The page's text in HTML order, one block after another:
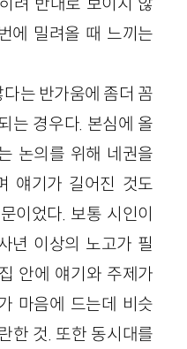
에 밀려올 때 느끼는
는 반가움에 좀더 꼼
는 경우다. 본심에 올
논의를 위해 네권을
얘기가 길어진 것도
이었다. 보통 시인이
년 이상의 노고가 필
안에 얘기와 주제가
마음에 드는데 비슷
한 것. 또한 동시대를